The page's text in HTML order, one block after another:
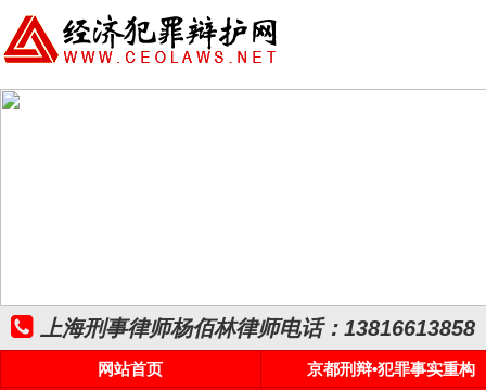
上海刑事律师杨佰林律师电话：13816613858
网站首页
京都刑辩•犯罪事实重构